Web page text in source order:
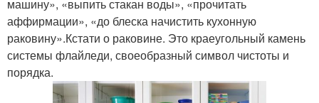
машину», «выпить стакан воды», «прочитать
аффирмации», «до блеска начистить кухонную
раковину».Кстати о раковине. Это краеугольный камень
системы флайледи, своеобразный символ чистоты и
порядка.